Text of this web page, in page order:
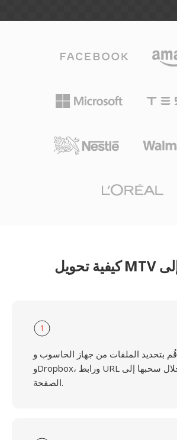
1
قُم بتحديد الملفات من جهاز الحاسوب وGoogle Drive
وDropbox، ورابط URL أو من خلال سحبها إلى
الصفحة.